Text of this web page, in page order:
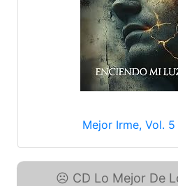
Mejor Irme, Vol.